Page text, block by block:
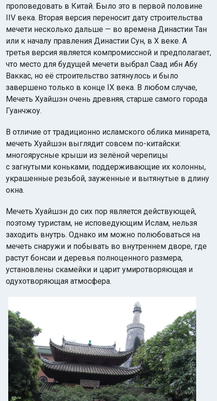
проповедовать в Китай. Было это в первой половине
IIV века. Вторая версия переносит дату строительства
мечети несколько дальше — во времена Династии Тан
или к началу правления Династии Сун, в X веке. А
третья версия является компромиссной и предполагает,
что место для будущей мечети выбрал Саад ибн Абу
Ваккас, но её строительство затянулось и было
завершено только в конце IX века. В любом случае,
Мечеть Хуайшэн очень древняя, старше самого города
Гуанчжоу.
В отличие от традиционно исламского облика минарета,
мечеть Хуайшэн выглядит совсем по-китайски:
многоярусные крыши из зелёной черепицы
с загнутыми коньками, поддерживающие их колонны,
украшенные резьбой, зауженные и вытянутые в длину
окна.
Мечеть Хуайшэн до сих пор является действующей,
поэтому туристам, не исповедующим Ислам, нельзя
заходить внутрь. Однако им можно полюбоваться на
мечеть снаружи и побывать во внутреннем дворе, где
растут бонсаи и деревья полноценного размера,
установлены скамейки и царит умиротворяющая и
одухотворяющая атмосфера.